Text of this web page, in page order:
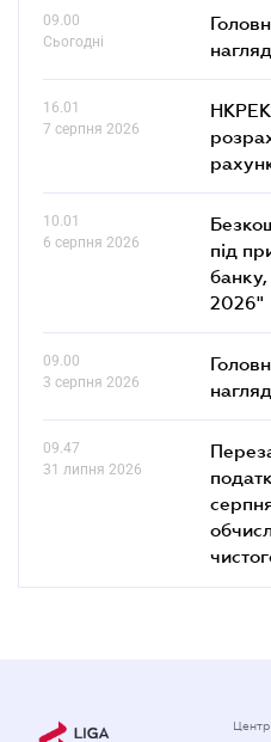
09.00
Сьогодні
16.01
7 серпня 2026
10.01
6 серпня 2026
під
банку,
2026"
09.00
3 серпня 2026
09.47
31 липня 2026
Центр